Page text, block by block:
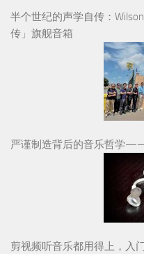
半个世纪的声学自传：
传」旗舰音箱
严谨制造背后的音乐哲学
剪视频听音乐都用得上，入